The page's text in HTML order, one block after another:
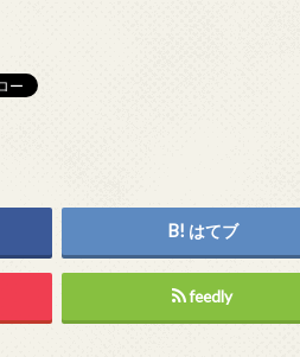
はてブ
feedly